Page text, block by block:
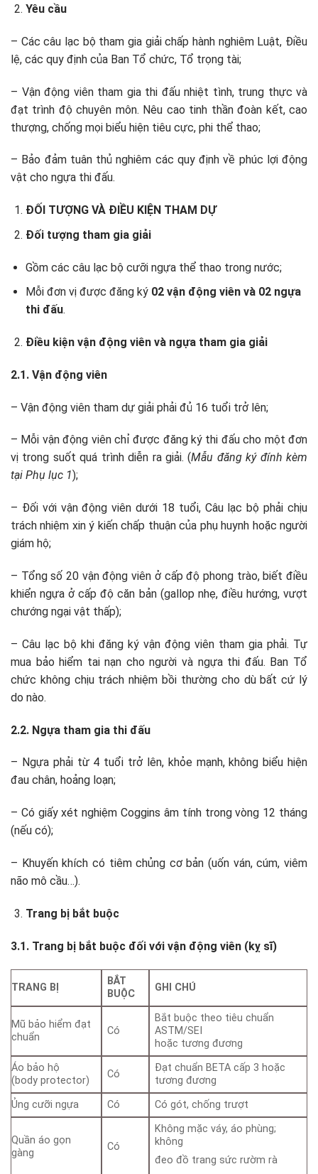
Yêu cầu
– Các câu lạc bộ tham gia giải chấp hành nghiêm Luật, Điều
lệ, các quy định của Ban Tổ chức, Tổ trọng tài;
– Vận động viên tham gia thi đấu nhiệt tình, trung thực và
đạt trình độ chuyên môn. Nêu cao tinh thần đoàn kết, cao
thượng, chống mọi biểu hiện tiêu cực, phi thể thao;
– Bảo đảm tuân thủ nghiêm các quy định về phúc lợi động
vật cho ngựa thi đấu.
ĐỐI TƯỢNG VÀ ĐIỀU KIỆN THAM DỰ
Đối tượng tham gia giải
Gồm các câu lạc bộ cưỡi ngựa thể thao trong nước;
Mỗi đơn vị được đăng ký 02 vận động viên và 02 ngựa
thi đấu.
Điều kiện vận động viên và ngựa tham gia giải
2.1. Vận động viên
– Vận động viên tham dự giải phải đủ 16 tuổi trở lên;
– Mỗi vận động viên chỉ được đăng ký thi đấu cho một đơn
vị trong suốt quá trình diễn ra giải. (Mẫu đăng ký đính kèm
tại Phụ lục 1);
– Đối với vận động viên dưới 18 tuổi, Câu lạc bộ phải chịu
trách nhiệm xin ý kiến chấp thuận của phụ huynh hoặc người
giám hộ;
– Tổng số 20 vận động viên ở cấp độ phong trào, biết điều
khiển ngựa ở cấp độ căn bản (gallop nhẹ, điều hướng, vượt
chướng ngại vật thấp);
– Câu lạc bộ khi đăng ký vận động viên tham gia phải. Tự
mua bảo hiểm tai nạn cho người và ngựa thi đấu. Ban Tổ
chức không chịu trách nhiệm bồi thường cho dù bất cứ lý
do nào.
2.2. Ngựa tham gia thi đấu
– Ngựa phải từ 4 tuổi trở lên, khỏe mạnh, không biểu hiện
đau chân, hoảng loạn;
– Có giấy xét nghiệm Coggins âm tính trong vòng 12 tháng
(nếu có);
– Khuyến khích có tiêm chủng cơ bản (uốn ván, cúm, viêm
não mô cầu…).
Trang bị bắt buộc
3.1. Trang bị bắt buộc đối với vận động viên (kỵ sĩ)
TRANG BỊ
BẮT
BUỘC
GHI CHÚ
Mũ bảo hiểm đạt
chuẩn
Có
Bắt buộc theo tiêu chuẩn
ASTM/SEI
hoặc tương đương
Áo bảo hộ
(body protector)
Có
Đạt chuẩn BETA cấp 3 hoặc
tương đương
Ủng cưỡi ngựa
Có Có gót, chống trượt
Quần áo gọn
gàng
Có
Không mặc váy, áo phùng;
không
đeo đồ trang sức rườm rà